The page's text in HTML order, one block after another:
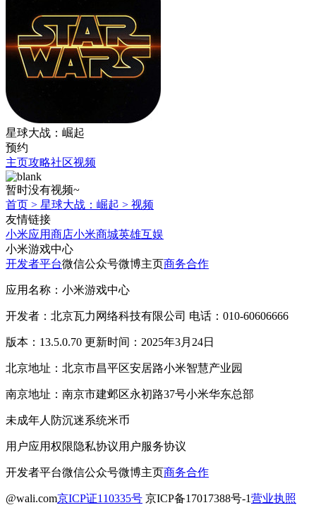
星球大战：崛起
预约
主页攻略社区视频
暂时没有视频~
首页 > 星球大战：崛起 > 视频
友情链接
小米应用商店小米商城英雄互娱
小米游戏中心
开发者平台微信公众号微博主页商务合作
应用名称：小米游戏中心
开发者：北京瓦力网络科技有限公司 电话：010-60606666
版本：13.5.0.70 更新时间：2025年3月24日
北京地址：北京市昌平区安居路小米智慧产业园
南京地址：南京市建邺区永初路37号小米华东总部
未成年人防沉迷系统米币
用户应用权限隐私协议用户服务协议
开发者平台微信公众号微博主页商务合作
@wali.com京ICP证110335号 京ICP备17017388号-1营业执照